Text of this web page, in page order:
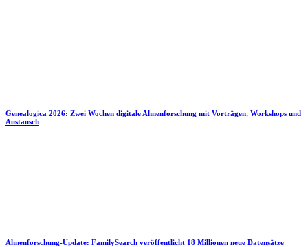
Genealogica 2026: Zwei Wochen digitale Ahnenforschung mit Vorträgen, Workshops und
Austausch
Ahnenforschung-Update: FamilySearch veröffentlicht 18 Millionen neue Datensätze